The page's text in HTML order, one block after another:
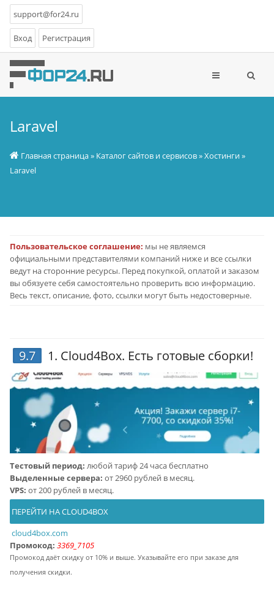
support@for24.ru
Вход Регистрация
Laravel
Главная страница» Каталог сайтов и сервисов»Хостинги»
Laravel
Пользовательское соглашение: мы не являемся
официальными представителями компаний ниже и все ссылки
ведут на сторонние ресурсы. Перед покупкой, оплатой и заказом
вы обязуете себя самостоятельно проверить всю информацию.
Весь текст, описание, фото, ссылки могут быть недостоверные.
9.7 1. Cloud4Box. Есть готовые сборки!
Тестовый период: любой тариф 24 часа бесплатно
Выделенные сервера: от 2960 рублей в месяц.
VPS: от 200 рублей в месяц.
ПЕРЕЙТИ НА CLOUD4BOX
cloud4box.com
Промокод: 3369_7105
Промокод даёт скидку от 10% и выше. Указывайте его при заказе для
получения скидки.